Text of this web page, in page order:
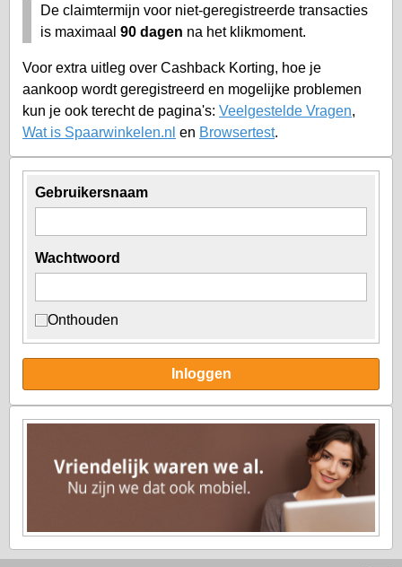
Gebruikersnaam
Wachtwoord
Onthouden
Inloggen
De claimtermijn voor niet-geregistreerde transacties
is maximaal 90 dagen na het klikmoment.
Voor extra uitleg over Cashback Korting, hoe je
aankoop wordt geregistreerd en mogelijke problemen
kun je ook terecht de pagina's: Veelgestelde Vragen,
Wat is Spaarwinkelen.nl en Browsertest.